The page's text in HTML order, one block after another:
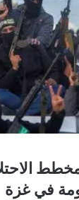
في غزة